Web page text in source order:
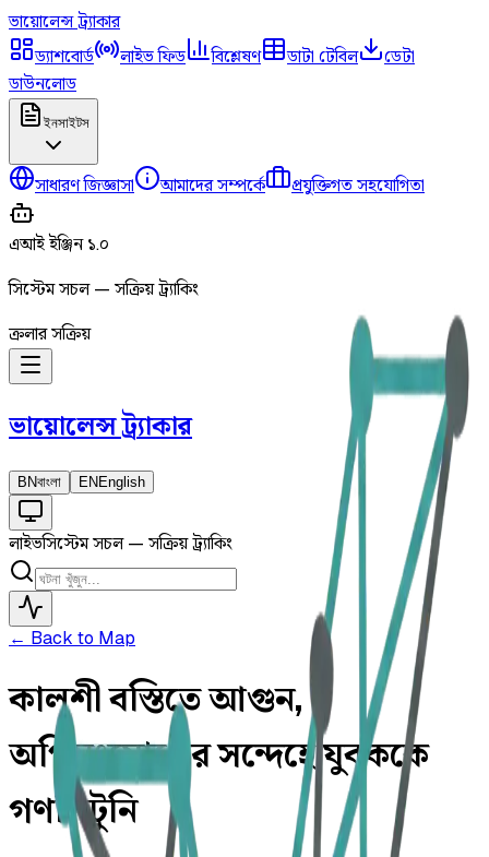
ভায়োলেন্সট্র্যাকার
ড্যাশবোর্ড
লাইভ ফিড বিশ্লেষণ ডাটা টেবিল
ডেটা
ডাউনলোড
ইনসাইটস
সাধারণ জিজ্ঞাসা আমাদের সম্পর্কে প্রযুক্তিগত সহযোগিতা
এআই ইঞ্জিন ১.০
সিস্টেম সচল — সক্রিয় ট্র্যাকিং
ক্রলার সক্রিয়
ভায়োলেন্সট্র্যাকার
BNবাংলা EN English
লাইভসিস্টেম সচল — সক্রিয় ট্র্যাকিং
← Back to Map
কালশী বস্তিতে আগুন,
অগ্নিসংযোগের সন্দেহে যুবককে
গণপিটুনি